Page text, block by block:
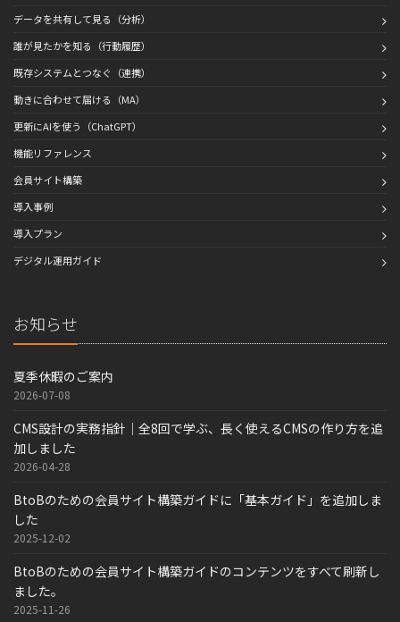
データを共有して見る（分析）
誰が見たかを知る（行動履歴）
既存システムとつなぐ（連携）
動きに合わせて届ける（MA）
更新にAIを使う（ChatGPT）
機能リファレンス
会員サイト構築
導入事例
導入プラン
デジタル運用ガイド
お知らせ
夏季休暇のご案内
2026-07-08
CMS設計の実務指針｜全8回で学ぶ、長く使えるCMSの作り方を追
加しました
2026-04-28
BtoBのための会員サイト構築ガイドに「基本ガイド」を追加しま
した
2025-12-02
BtoBのための会員サイト構築ガイドのコンテンツをすべて刷新し
ました。
2025-11-26